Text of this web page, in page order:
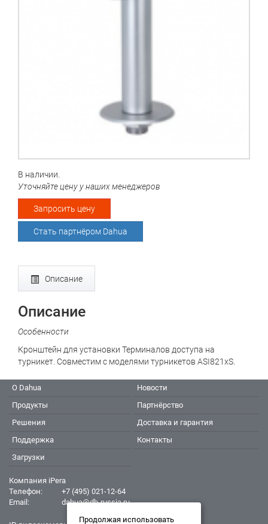
В наличии.
Уточняйте цену у наших менеджеров
Запросить цену
Стать партнёром Dahua
Описание
Описание
Особенности
Кронштейн для установки Терминалов доступа на
турникет. Совместим с моделями турникетов ASI821xS.
О Dahua
Продукты
Решения
Поддержка
Загрузки
Новости
Партнёрство
Доставка и гарантия
Контакты
Компания iPera
Телефон:
+7 (495) 021-12-64
Email:
dahua@dh-russia.ru
Продолжая использовать